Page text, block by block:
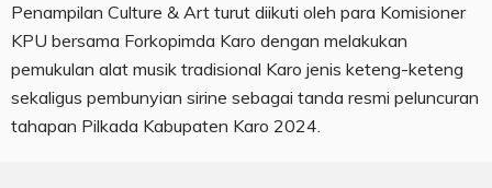
Penampilan Culture & Art turut diikuti oleh para Komisioner
KPU bersama Forkopimda Karo dengan melakukan
pemukulan alat musik tradisional Karo jenis keteng-keteng
sekaligus pembunyian sirine sebagai tanda resmi peluncuran
tahapan Pilkada Kabupaten Karo 2024.